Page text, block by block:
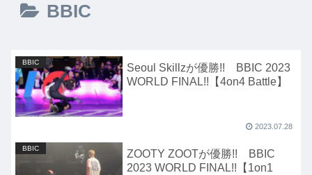
BBIC
BBIC
Seoul Skillzが優勝!! BBIC 2023
WORLD FINAL!!【4on4 Battle】
2023.07.28
BBIC
ZOOTY ZOOTが優勝!! BBIC
2023 WORLD FINAL!!【1on1